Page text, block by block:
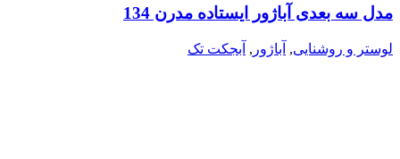
مدل سه بعدی آباژور ایستاده مدرن 134
لوستر و روشنایی, آباژور , آبجکت تک